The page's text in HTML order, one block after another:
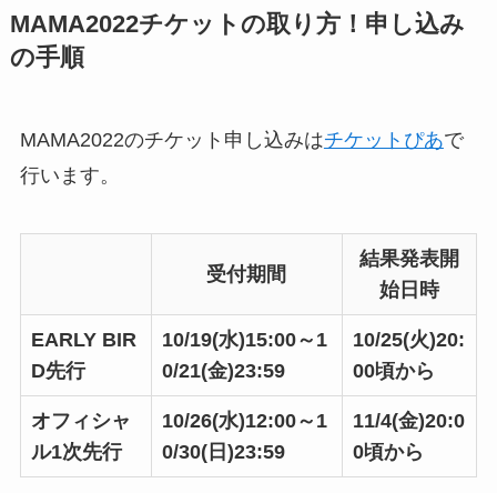
MAMA2022チケットの取り方！申し込み
の手順
MAMA2022のチケット申し込みはチケットぴあで
行います。
受付期間
結果発表開
始日時
EARLY BIR
D先行
10/19(水)15:00～1
0/21(金)23:59
10/25(火)20:
00頃から
オフィシャ
ル1次先行
10/26(水)12:00～1
0/30(日)23:59
11/4(金)20:0
0頃から